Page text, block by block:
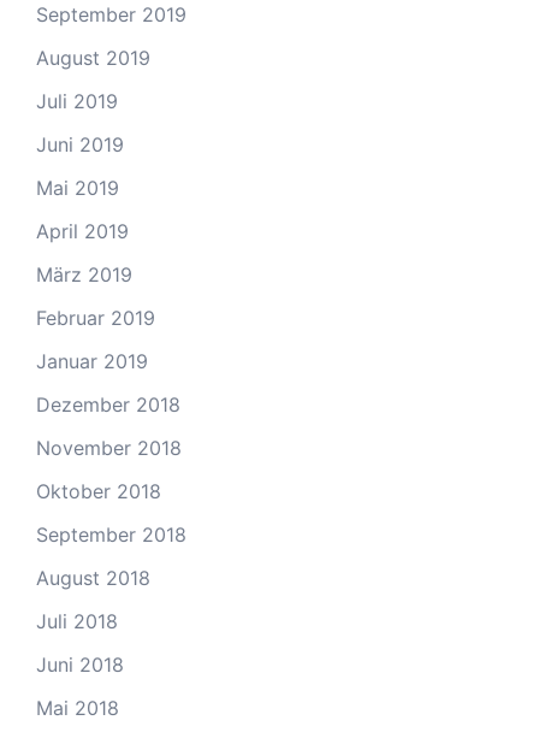
September 2019
August 2019
Juli 2019
Juni 2019
Mai 2019
April 2019
März 2019
Februar 2019
Januar 2019
Dezember 2018
November 2018
Oktober 2018
September 2018
August 2018
Juli 2018
Juni 2018
Mai 2018